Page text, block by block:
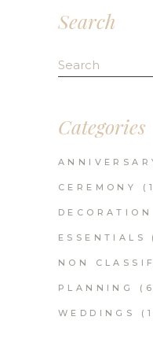
Search
Search
for:
Categories
CEREMONY
DECORATION
ESSENTIALS
NON
PLANNING
WEDDINGS